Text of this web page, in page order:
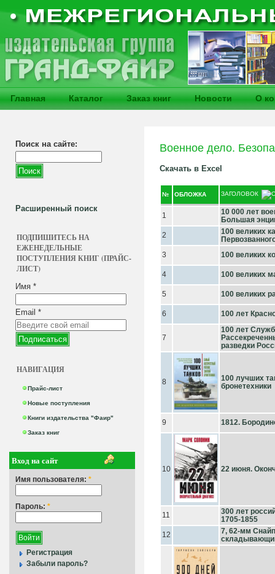
Главная Каталог Заказ книг Новости О
Поиск на сайте:
Расширенный поиск
ПОДПИШИТЕСЬ НА
ЕЖЕНЕДЕЛЬНЫЕ
ПОСТУПЛЕНИЯ КНИГ (ПРАЙС-
ЛИСТ)
Имя *
Email *
НАВИГАЦИЯ
Прайс-лист
Новые поступления
Книги издательства "Фаир"
Заказ книг
Вход на сайт
Имя пользователя: *
Пароль: *
Регистрация
Забыли пароль?
Военное дело.
Скачать в Excel
№ ОБЛОЖКА ЗАГОЛОВОК
1
10 000 лет
Большая
2
100 великих
3
100 великих
4 100 великих
5 100 великих
6 100 лет
7
100 лет
разведки
8
100 лучших
бронетехники
9 1812.
10 22 июня.
11
300 лет
1705-1855
12
7, 62-мм